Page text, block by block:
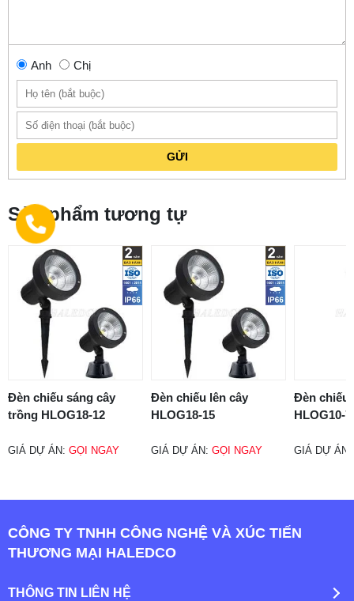
Anh Chị
GỬI
Sản phẩm tương tự
Đèn chiếu sáng cây
trồng HLOG18-12
GIÁ DỰ ÁN: GỌI NGAY
Đèn chiếu lên cây
HLOG18-15
GIÁ DỰ ÁN:GỌI NGAY
Đèn chiếu
HLOG10-
GIÁ DỰ
CÔNG TY TNHH CÔNG NGHỆ VÀ XÚC TIẾN
THƯƠNG MẠI HALEDCO
THÔNG TIN LIÊN HỆ